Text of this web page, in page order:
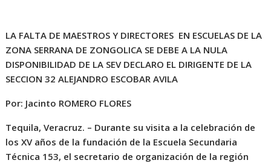
LA FALTA DE MAESTROS Y DIRECTORES EN ESCUELAS DE LA
ZONA SERRANA DE ZONGOLICA SE DEBE A LA NULA
DISPONIBILIDAD DE LA SEV DECLARO EL DIRIGENTE DE LA
SECCION 32 ALEJANDRO ESCOBAR AVILA
Por: Jacinto ROMERO FLORES
Tequila, Veracruz. – Durante su visita a la celebración de
los XV años de la fundación de la Escuela Secundaria
Técnica 153, el secretario de organización de la región